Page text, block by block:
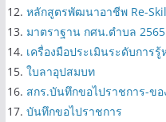
หลักสูตรพัฒนาอาชีพ Re-
มาตราฐาน กศน.ตำบล 2565
เครื่องมือประเมินระดับการ
ใบลาอุปสมบท
สกร.บันทึกขอไปราชการ-ข
บันทึกขอไปราชการ